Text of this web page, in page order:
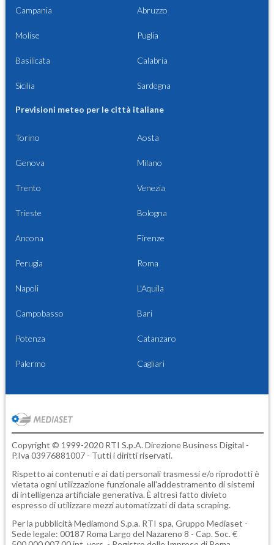
Campania Abruzzo
Molise Puglia
Basilicata Calabria
Sicilia Sardegna
Previsioni meteo per le città italiane
Torino Aosta
Genova Milano
Trento Venezia
Trieste Bologna
Ancona Firenze
Perugia Roma
Napoli L'Aquila
Campobasso Bari
Potenza Catanzaro
Palermo Cagliari
Copyright © 1999-2020 RTI S.p.A. Direzione Business Digital -
P.Iva 03976881007 - Tutti i diritti riservati.
Rispetto ai contenuti e ai dati personali trasmessi e/o riprodotti è
vietata ogni utilizzazione funzionale all'addestramento di sistemi
di intelligenza artificiale generativa. È altresì fatto divieto
espresso di utilizzare mezzi automatizzati di data scraping.
Per la pubblicità Mediamond S.p.a. RTI spa, Gruppo Mediaset -
Sede legale: 00187 Roma Largo del Nazareno 8 - Cap. Soc. €